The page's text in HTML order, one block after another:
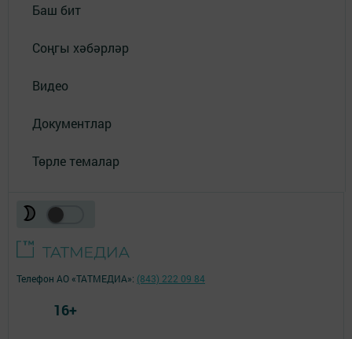
Баш бит
Соңгы хәбәрләр
Видео
Документлар
Төрле темалар
Телефон АО «ТАТМЕДИА»: (843) 222 09 84
16+